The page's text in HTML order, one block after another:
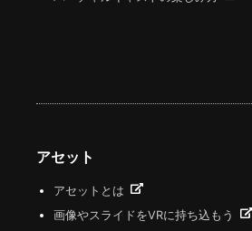
アセット
アセットとは
画像やスライドをVRに持ち込もう